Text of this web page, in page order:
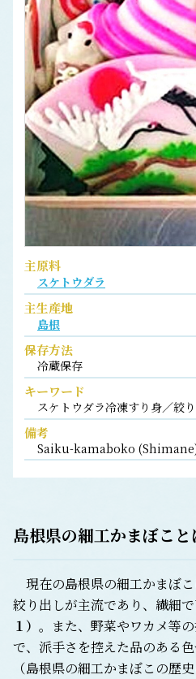
主原料
スケトウダラ
主生産地
島根
保存方法
冷蔵保存
キーワード
スケトウダラ冷凍すり身／絞
備考
Saiku-kamaboko (Shimane)
島根県の細工かまぼこ
現在の島根県の細工かまぼ
絞り出しが主流であり、繊細
１） 。また、野菜やワカメ等
で、派手さを控えた品のある色
（島根県の細工かまぼこの歴